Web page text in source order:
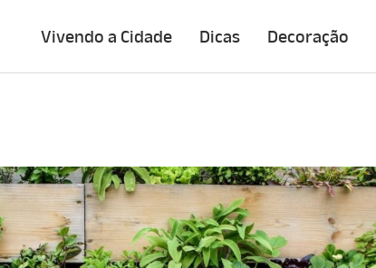
Vivendo a Cidade Dicas Decoração